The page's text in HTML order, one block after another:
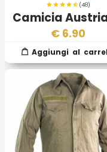
(48)
Camicia
€ 6.90